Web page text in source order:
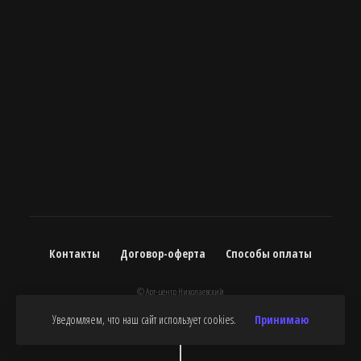
© Арт-центр Николаевский
Контакты Договор-оферта Способы оплаты
Сверху
Уведомляем, что наш сайт использует cookies. Принимаю